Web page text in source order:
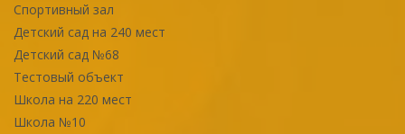
Спортивный зал
Детский сад на 240 мест
Детский сад №68
Тестовый объект
Школа на 220 мест
Школа №10